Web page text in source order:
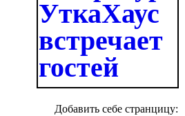
Добавить себе странцицу: